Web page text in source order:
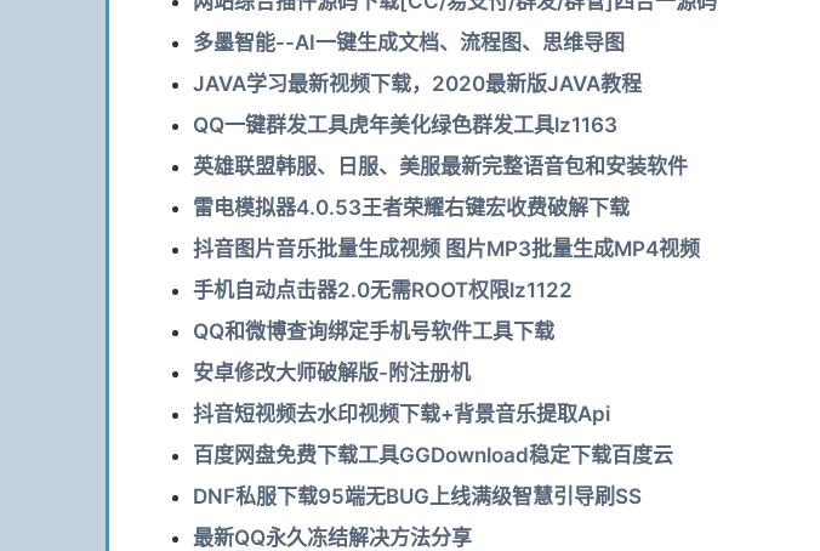
多墨智能--AI一键生成文档、流程图、思维导图
JAVA学习最新视频下载，2020最新版JAVA教程
QQ一键群发工具虎年美化绿色群发工具lz1163
英雄联盟韩服、日服、美服最新完整语音包和安装软件
雷电模拟器4.0.53王者荣耀右键宏收费破解下载
抖音图片音乐批量生成视频 图片MP3批量生成MP4视频
手机自动点击器2.0无需ROOT权限lz1122
QQ和微博查询绑定手机号软件工具下载
安卓修改大师破解版-附注册机
抖音短视频去水印视频下载+背景音乐提取Api
百度网盘免费下载工具GGDownload稳定下载百度云
DNF私服下载95端无BUG上线满级智慧引导刷SS
最新QQ永久冻结解决方法分享